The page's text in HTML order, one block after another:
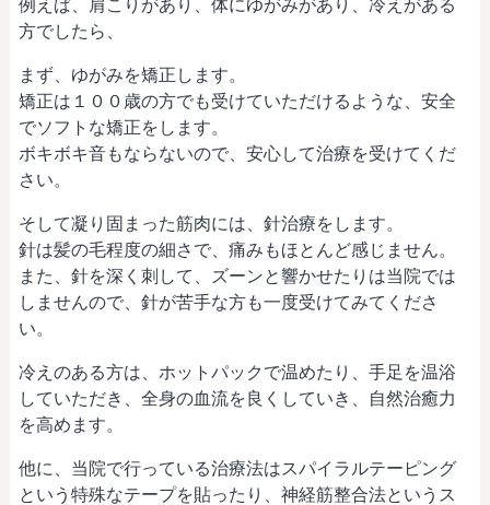
例えば、肩こりがあり、体にゆがみがあり、冷えがある
方でしたら、
まず、ゆがみを矯正します。
矯正は１００歳の方でも受けていただけるような、安全
でソフトな矯正をします。
ボキボキ音もならないので、安心して治療を受けてくだ
さい。
そして凝り固まった筋肉には、針治療をします。
針は髪の毛程度の細さで、痛みもほとんど感じません。
また、針を深く刺して、ズーンと響かせたりは当院では
しませんので、針が苦手な方も一度受けてみてくださ
い。
冷えのある方は、ホットパックで温めたり、手足を温浴
していただき、全身の血流を良くしていき、自然治癒力
を高めます。
他に、当院で行っている治療法はスパイラルテーピング
という特殊なテープを貼ったり、神経筋整合法というス